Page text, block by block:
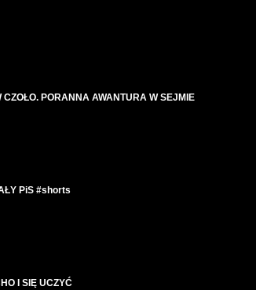
PORANNA AWANTURA W SEJMIE
PiS #shorts
I SIĘ UCZYĆ